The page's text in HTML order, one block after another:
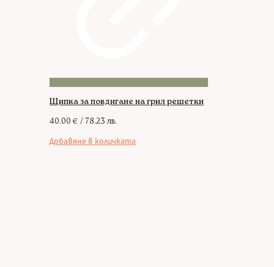
Щипка за повдигане на грил решетки
40.00 € / 78.23 лв.
Добавяне в количката